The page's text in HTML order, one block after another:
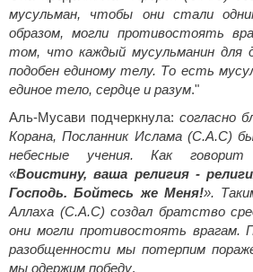
мусульман, чтобы они стали
образом, могли противостоять
том, что каждый мусульманин для
подобен единому телу. То есть
единое тело, сердце и разум."
Аль-Мусави подчеркнула: согласно
Корана, Посланник Ислама (С.А.С)
небесные учения. Как
«Воистину, ваша религия -
Господь. Бойтесь же Меня!».
Аллаха (С.А.С) создал братство
они могли противостоять врагам.
разобщенности мы потерпим
мы одержим победу.